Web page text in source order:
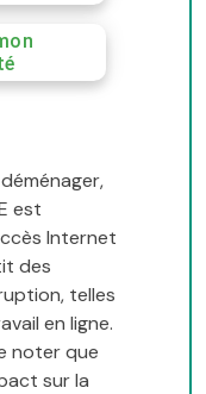
est
Internet
des
telles
en ligne.
noter que
sur la